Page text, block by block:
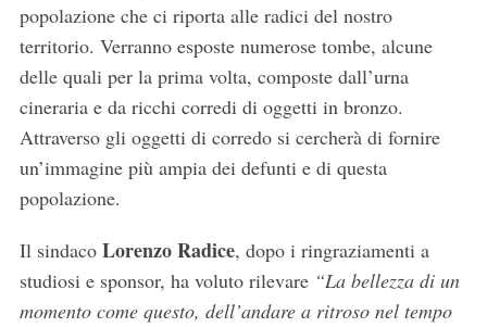
popolazione che ci riporta alle radici del nostro
territorio. Verranno esposte numerose tombe, alcune
delle quali per la prima volta, composte dall’urna
cineraria e da ricchi corredi di oggetti in bronzo.
Attraverso gli oggetti di corredo si cercherà di fornire
un’immagine più ampia dei defunti e di questa
popolazione.
Il sindaco Lorenzo Radice, dopo i ringraziamenti a
studiosi e sponsor, ha voluto rilevare “La bellezza di un
momento come questo, dell’andare a ritroso nel tempo